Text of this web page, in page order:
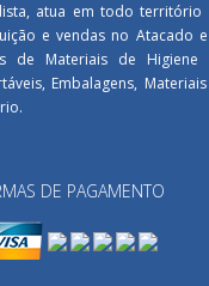
atua em todo território
e vendas no Atacado
de Materiais de Higiene
Embalagens,
DE PAGAMENTO